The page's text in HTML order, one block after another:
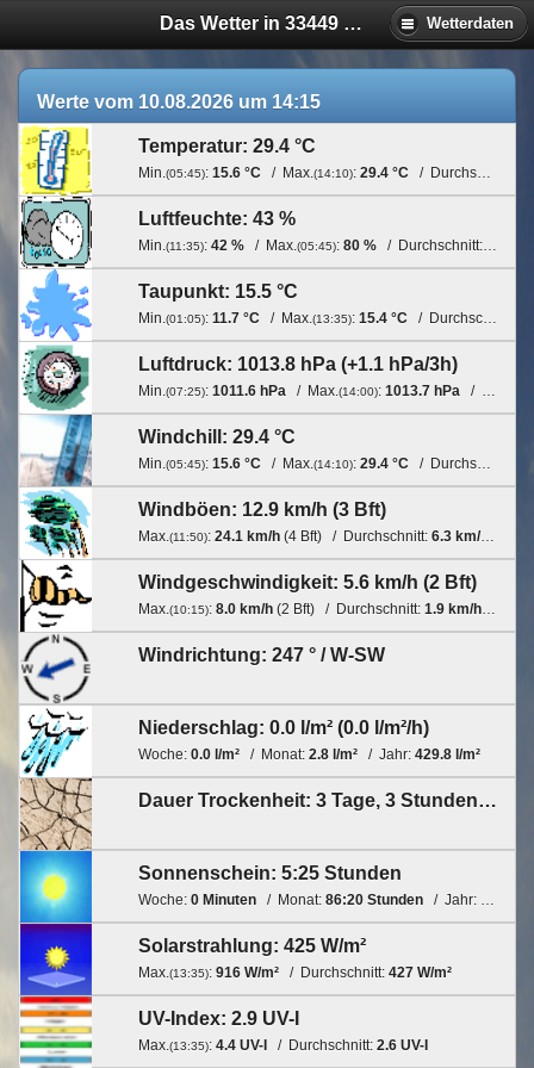
Das Wetter in 33449 Langenberg Wetterdaten
Werte vom 10.08.2026 um 14:15
Temperatur: 29.4 °C
Min. (05:45): 15.6 °C / Max. (14:10): 29.4 °C / Durchschnitt:
Luftfeuchte: 43 %
Min. (11:35): 42 % / Max. (05:45): 80 % / Durchschnitt:
Taupunkt: 15.5 °C
Min. (01:05): 11.7 °C / Max. (13:35): 15.4 °C / Durchschnitt:
Luftdruck: 1013.8 hPa (+1.1 hPa/3h)
Min. (07:25): 1011.6 hPa / Max. (14:00): 1013.7 hPa / Durchschnitt:
Windchill: 29.4 °C
Min. (05:45): 15.6 °C / Max. (14:10): 29.4 °C / Durchschnitt:
Windböen: 12.9 km/h (3 Bft)
Max. (11:50): 24.1 km/h (4 Bft) / Durchschnitt: 6.3 km/h
Windgeschwindigkeit: 5.6 km/h (2 Bft)
Max. (10:15): 8.0 km/h (2 Bft) / Durchschnitt: 1.9 km/h
Windrichtung: 247 ° /W-SW
Niederschlag: 0.0 l/m² (0.0 l/m²/h)
Woche: 0.0 l/m² / Monat: 2.8 l/m² / Jahr: 429.8 l/m²
Dauer Trockenheit: 3 Tage, 3 Stunden, 11 Minuten
Sonnenschein: 5:25 Stunden
Woche: 0 Minuten / Monat: 86:20 Stunden / Jahr:
Solarstrahlung: 425 W/m²
Max. (13:35): 916 W/m² / Durchschnitt: 427 W/m²
UV-Index: 2.9 UV-I
Max. (13:35): 4.4 UV-I / Durchschnitt: 2.6 UV-I